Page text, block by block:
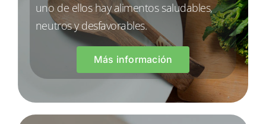
uno de ellos hay alimentos saludables,
neutros y desfavorables.
Más información